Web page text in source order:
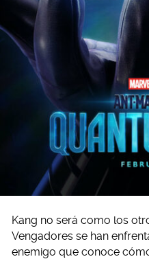
Kang no será como los
Vengadores se han
enemigo que conoce